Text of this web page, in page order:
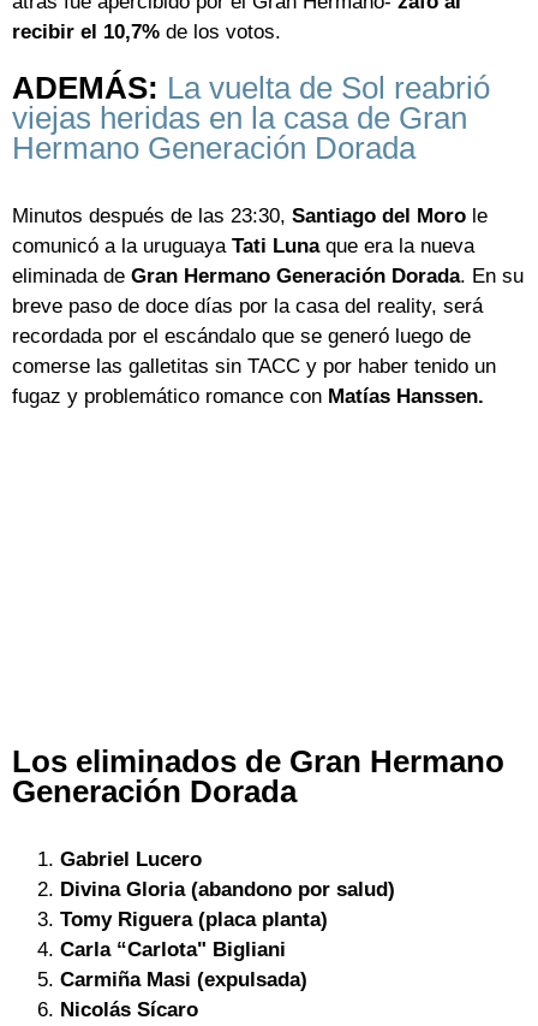
recibir el 10,7% de los votos.
ADEMÁS: La vuelta de Sol reabrió
viejas heridas en la casa de Gran
Hermano Generación Dorada
Minutos después de las 23:30, Santiago del Moro le
comunicó a la uruguaya Tati Lunaque era la nueva
eliminada de Gran Hermano Generación Dorada. En su
breve paso de doce días por la casa del reality, será
recordada por el escándalo que se generó luego de
comerse las galletitas sin TACC y por haber tenido un
fugaz y problemático romance con Matías Hanssen.
Los eliminados de Gran Hermano
Generación Dorada
Gabriel Lucero
Divina Gloria (abandono por salud)
Tomy Riguera (placa planta)
Carla “Carlota" Bigliani
Carmiña Masi (expulsada)
Nicolás Sícaro